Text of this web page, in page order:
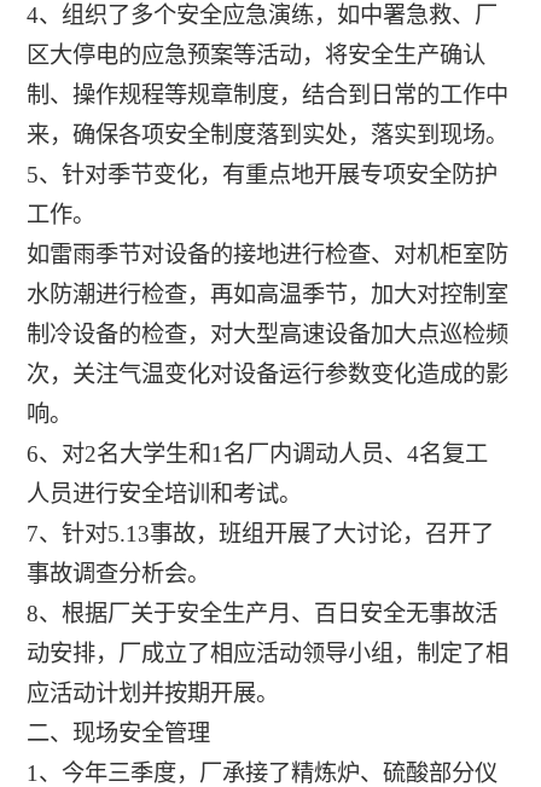
4、组织了多个安全应急演练，如中署急救、厂
区大停电的应急预案等活动，将安全生产确认
制、操作规程等规章制度，结合到日常的工作中
来，确保各项安全制度落到实处，落实到现场。
5、针对季节变化，有重点地开展专项安全防护
工作。
如雷雨季节对设备的接地进行检查、对机柜室防
水防潮进行检查，再如高温季节，加大对控制室
制冷设备的检查，对大型高速设备加大点巡检频
次，关注气温变化对设备运行参数变化造成的影
响。
6、对2名大学生和1名厂内调动人员、4名复工
人员进行安全培训和考试。
7、针对5.13事故，班组开展了大讨论，召开了
事故调查分析会。
8、根据厂关于安全生产月、百日安全无事故活
动安排，厂成立了相应活动领导小组，制定了相
应活动计划并按期开展。
二、现场安全管理
1、今年三季度，厂承接了精炼炉、硫酸部分仪